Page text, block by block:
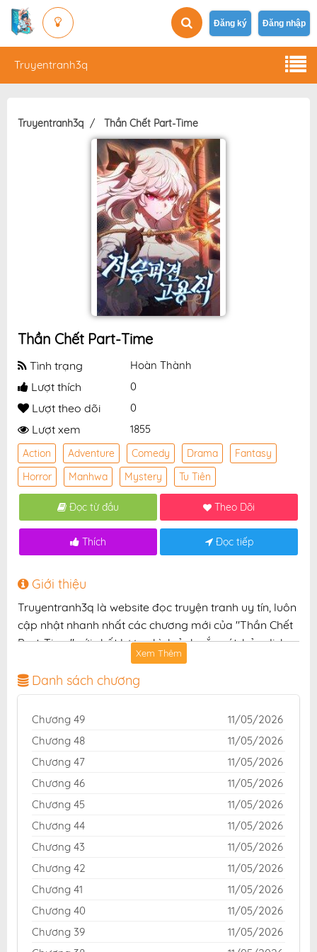
Đăng ký Đăng nhập
Truyentranh3q
Truyentranh3q Thần Chết Part-Time
Thần Chết Part-Time
Tình trạng Hoàn Thành
Lượt thích 0
Lượt theo dõi 0
Lượt xem 1855
Action Adventure Comedy Drama
Fantasy
Horror
Manhwa Mystery Tu Tiên
Đọc từ đầu Theo Dõi
Thích Đọc tiếp
Giới thiệu
Truyentranh3q là website đọc truyện tranh uy tín, luôn
cập nhật nhanh nhất các chương mới của "Thần Chết
Part-Time" với chất lượng hình ảnh sắc nét, bản dịch
chuẩn và giao diện thân thiện, mang đến trải nghiệm
đọc truyện hấp dẫn, tiện lợi, hoàn toàn miễn phí cho
độc giả yêu thích truyện tranh online.
Xem Thêm
Danh sách chương
Chương 49
11/05/2026
Chương 48
11/05/2026
Chương 47
11/05/2026
Chương 46
11/05/2026
Chương 45
11/05/2026
Chương 44
11/05/2026
Chương 43
11/05/2026
Chương 42
11/05/2026
Chương 41
11/05/2026
Chương 40
11/05/2026
Chương 39
11/05/2026